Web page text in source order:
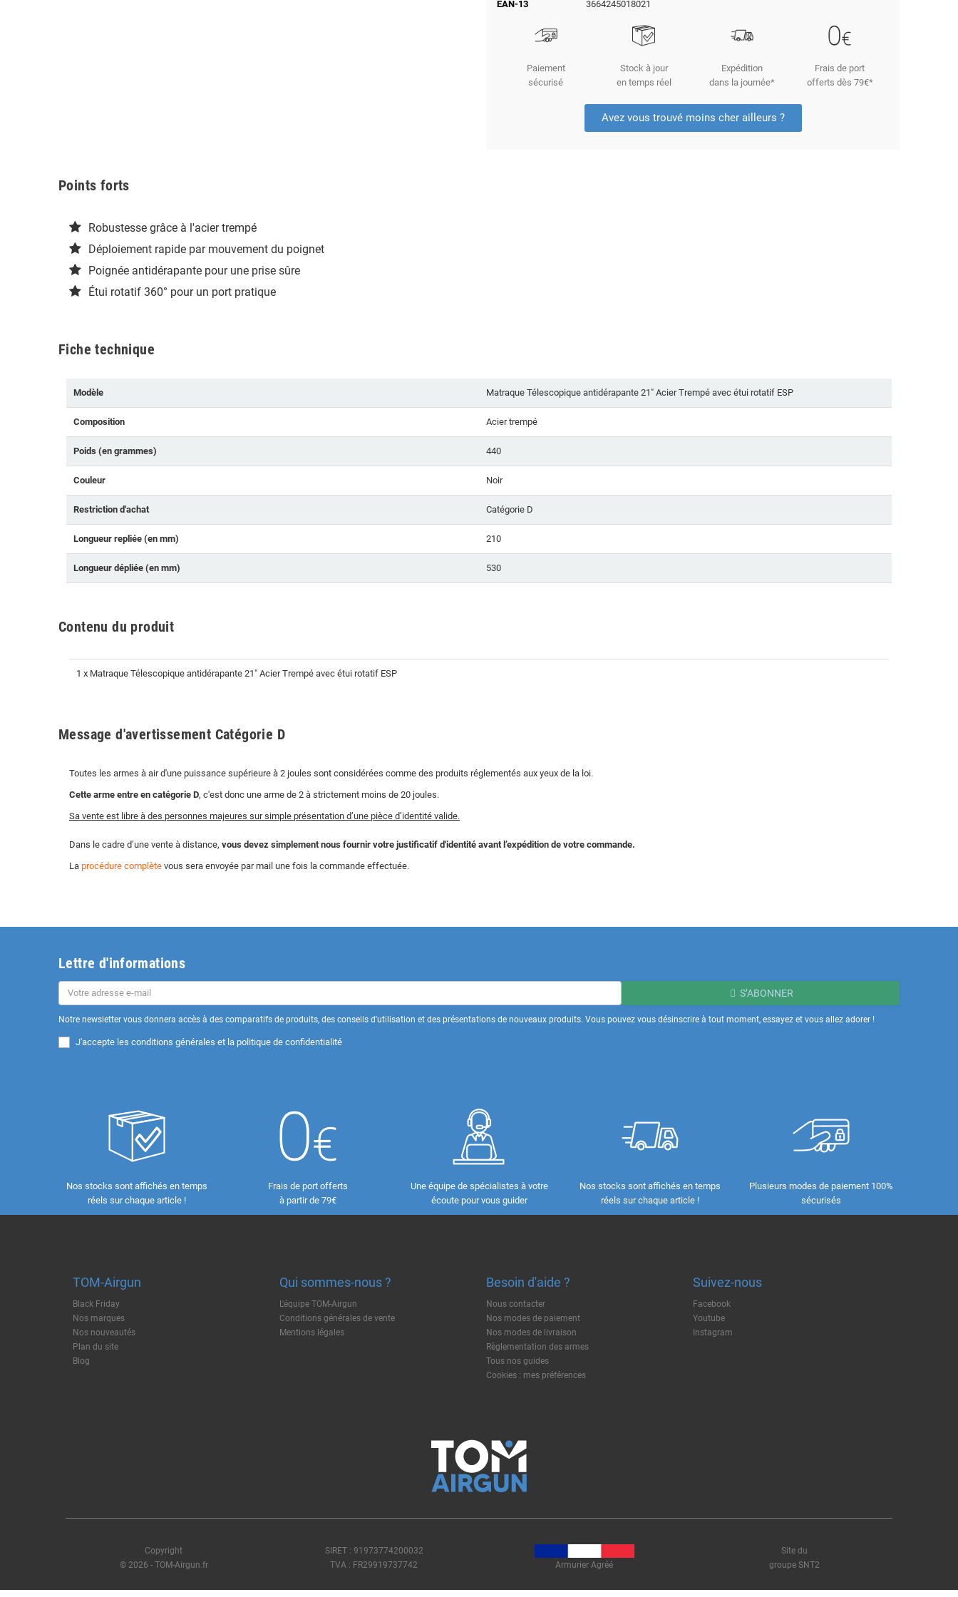
EAN-13
3664245018021
Paiement
sécurisé
Stock à jour
en temps réel
Expédition
dans la journée*
Frais de port
offerts dès 79€*
Avez vous trouvé moins cher ailleurs ?
Points forts
Robustesse grâce à l'acier trempé
Déploiement rapide par mouvement du poignet
Poignée antidérapante pour une prise sûre
Étui rotatif 360° pour un port pratique
Fiche technique
Modèle Matraque Télescopique antidérapante 21" Acier Trempé avec étui rotatif ESP
Composition Acier trempé
Poids (en grammes) 440
Couleur Noir
Restriction d'achat Catégorie D
Longueur repliée (en mm) 210
Longueur dépliée (en mm) 530
Contenu du produit
1 x Matraque Télescopique antidérapante 21" Acier Trempé avec étui rotatif ESP
Message d'avertissement Catégorie D
Toutes les armes à air d'une puissance supérieure à 2 joules sont considérées comme des produits réglementés aux yeux de la loi.
Cette arme entre en catégorie D, c'est donc une arme de 2 à strictement moins de 20 joules.
Sa vente est libre à des personnes majeures sur simple présentation d’une pièce d’identité valide.
Dans le cadre d’une vente à distance, vous devez simplement nous fournir votre justificatif d'identité avant l’expédition de votre commande.
La procédure complète vous sera envoyée par mail une fois la commande effectuée.
Lettre d'informations
S’ABONNER
Notre newsletter vous donnera accès à des comparatifs de produits, des conseils d'utilisation et des présentations de nouveaux produits. Vous pouvez vous désinscrire à tout moment, essayez et vous allez adorer !
J'accepte les conditions générales et la politique de confidentialité
Nos stocks sont affichés en temps
réels sur chaque article !
Frais de port offerts
à partir de 79€
Une équipe de spécialistes à votre
écoute pour vous guider
Nos stocks sont affichés en temps
réels sur chaque article !
Plusieurs modes de paiement 100%
sécurisés
TOM-Airgun
Black Friday
Nos marques
Nos nouveautés
Plan du site
Blog
Qui sommes-nous ?
L'équipe TOM-Airgun
Conditions générales de vente
Mentions légales
Besoin d'aide ?
Nous contacter
Nos modes de paiement
Nos modes de livraison
Règlementation des armes
Tous nos guides
Cookies : mes préférences
Suivez-nous
Facebook
Youtube
Instagram
Copyright
© 2026 - TOM-Airgun.fr
SIRET : 91973774200032
TVA : FR29919737742
Armurier Agréé
Site du
groupe SNT2